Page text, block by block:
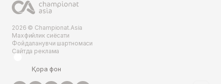
2026 © Championat.Asia
Махфийлик сиёсати
Фойдаланувчи шартномаси
Сайтда реклама
Қора фон